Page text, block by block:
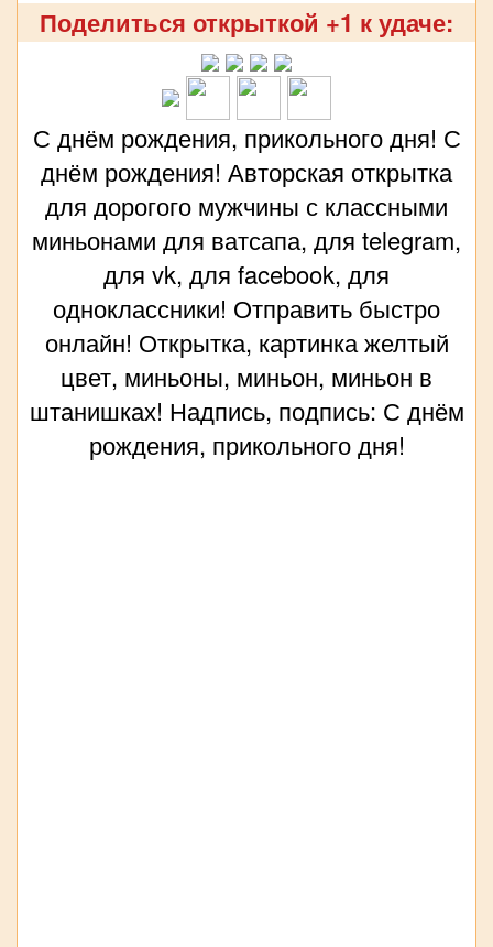
Поделиться открыткой +1 к удаче:
С днём рождения, прикольного дня! С
днём рождения! Авторская открытка
для дорогого мужчины с классными
миньонами для ватсапа, для telegram,
для vk, для facebook, для
одноклассники! Отправить быстро
онлайн! Открытка, картинка желтый
цвет, миньоны, миньон, миньон в
штанишках! Надпись, подпись: С днём
рождения, прикольного дня!